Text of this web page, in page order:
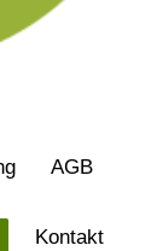
AGB
Kontakt